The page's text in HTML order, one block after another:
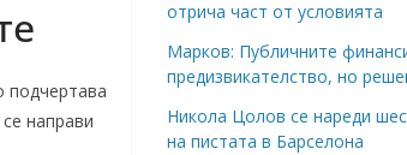
подчертава
направи
отрича част от условията
Марков: Публичните
предизвикателство, но
Никола Цолов се нареди
на пистата в Барселона